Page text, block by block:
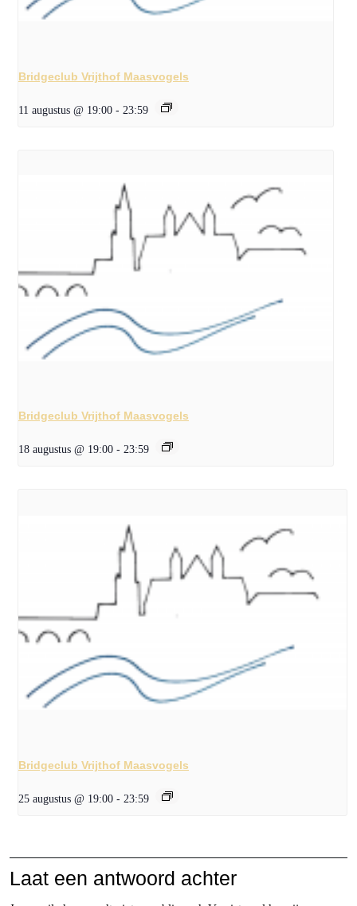
Bridgeclub Vrijthof Maasvogels
11 augustus @ 19:00 - 23:59
Bridgeclub Vrijthof Maasvogels
18 augustus @ 19:00 - 23:59
Bridgeclub Vrijthof Maasvogels
25 augustus @ 19:00 - 23:59
Laat een antwoord achter